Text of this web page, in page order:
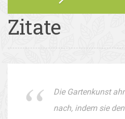
Zitate
Die Gartenkunst
nach, indem sie